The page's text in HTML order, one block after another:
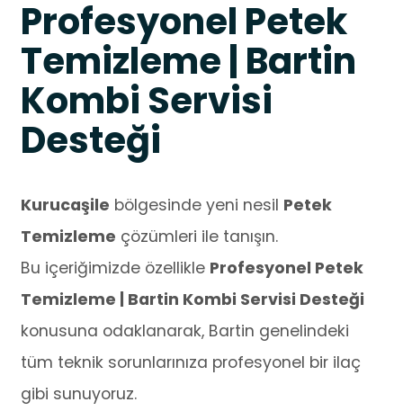
Profesyonel Petek
Temizleme | Bartin
Kombi Servisi
Desteği
Kurucaşile bölgesinde yeni nesil Petek
Temizleme çözümleri ile tanışın.
Bu içeriğimizde özellikle Profesyonel Petek
Temizleme | Bartin Kombi Servisi Desteği
konusuna odaklanarak, Bartin genelindeki
tüm teknik sorunlarınıza profesyonel bir ilaç
gibi sunuyoruz.